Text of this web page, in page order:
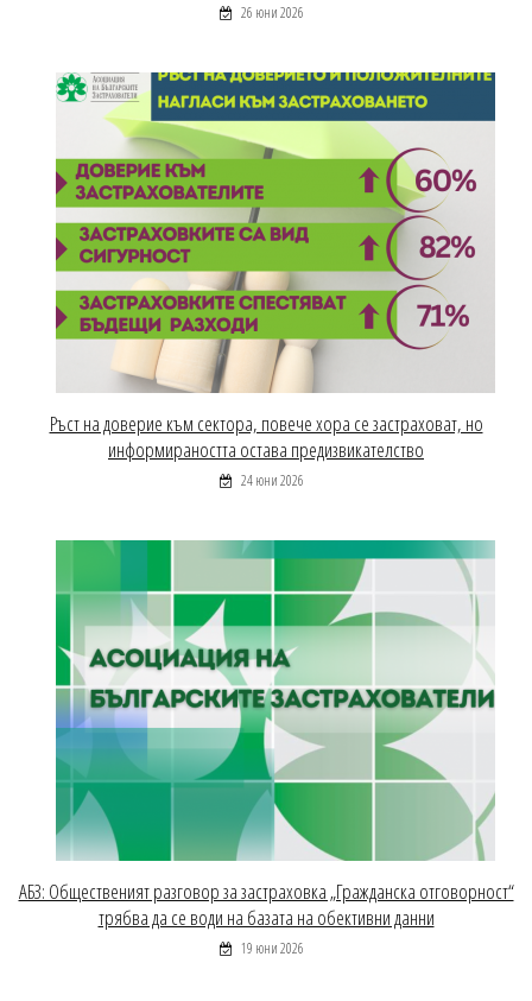
26 юни 2026
Ръст на доверие към сектора, повече хора се застраховат, но
информираността остава предизвикателство
24 юни 2026
АБЗ: Общественият разговор за застраховка „Гражданска отговорност“
трябва да се води на базата на обективни данни
19 юни 2026